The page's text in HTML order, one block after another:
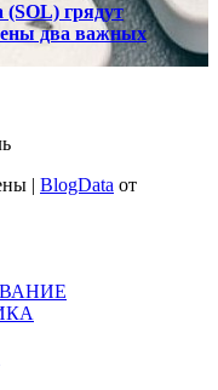
(SOL) грядут
два важных
| BlogData от